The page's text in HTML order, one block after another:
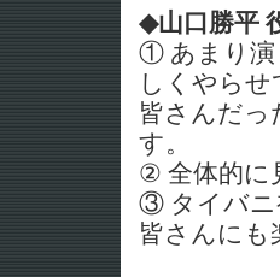
◆山口勝平
① あまり演
しくやら
皆さんだっ
す。
② 全体的に
③ タイバニ
皆さんにも